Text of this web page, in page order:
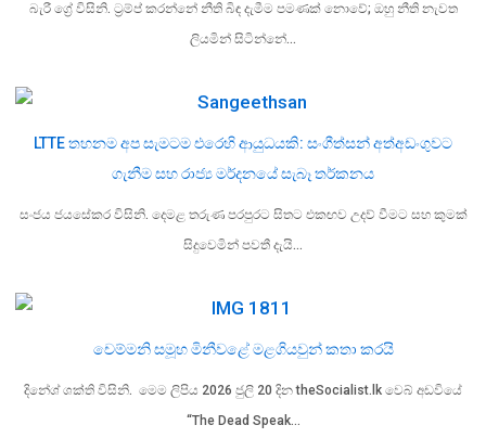
බැරී ග්‍රේ විසිනි. ට්‍රම්ප් කරන්නේ නීති බිඳ දැමීම පමණක් නොවේ; ඔහු නීති නැවත
ලියමින් සිටින්නේ…
LTTE තහනම අප සැමටම එරෙහි ආයුධයකි: සංගීත්සන් අත්අඩංගුවට
ගැනීම සහ රාජ්‍ය මර්දනයේ සැබෑ තර්කනය
සංජය ජයසේකර විසිනි. දෙමළ තරුණ පරපුරට සිතට එකඟව උදව් වීමට සහ කුමක්
සිදුවෙමින් පවතී දැයි…
චෙම්මනි සමූහ මිනීවළේ මළගියවුන් කතා කරයි
දිනේශ් ශක්ති විසිනි. මෙම ලිපිය 2026 ජුලි 20 දින theSocialist.lk වෙබ් අඩවියේ
“The Dead Speak…